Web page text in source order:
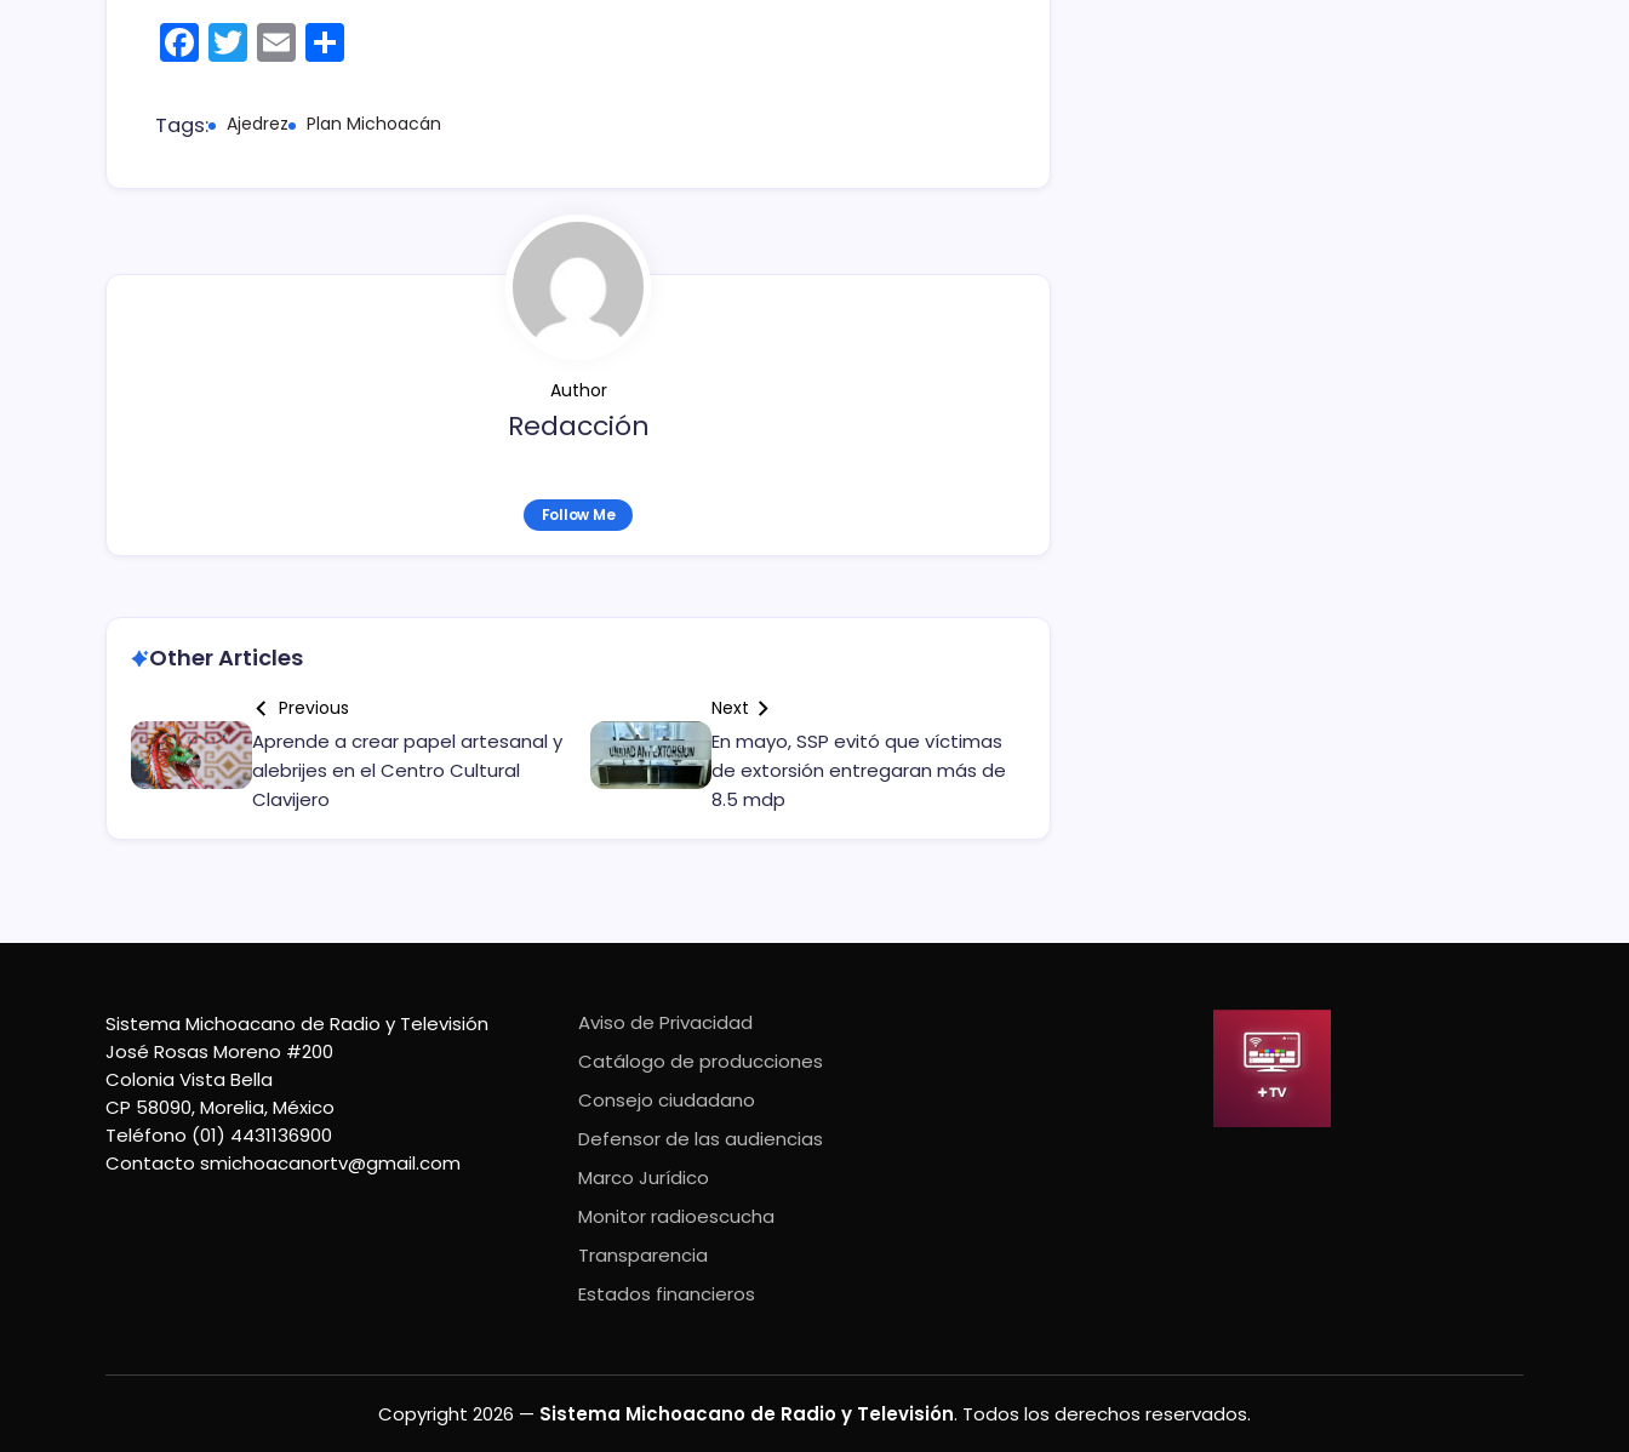
F
c
T
itt
E
ai m
Tags: Ajedrez Plan Michoacán
Author
Redacción
Follow Me
Other Articles
Previous
Aprende a crear papel artesanal y
alebrijes en el Centro Cultural
Clavijero
Next
En mayo, SSP evitó que víctimas
de extorsión entregaran más de
8.5 mdp
Sistema Michoacano de Radio y Televisión
José Rosas Moreno #200
Colonia Vista Bella
CP 58090, Morelia, México
Teléfono (01) 4431136900
Contacto smichoacanortv@gmail.com
Aviso de Privacidad
Catálogo de producciones
Consejo ciudadano
Defensor de las audiencias
Marco Jurídico
Monitor radioescucha
Transparencia
Estados financieros
Copyright 2026 — Sistema Michoacano de Radio y Televisión. Todos los derechos reservados.